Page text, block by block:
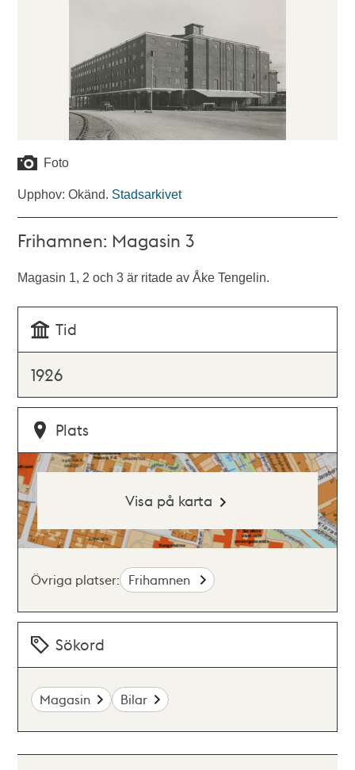
Foto
Upphov: Okänd. Stadsarkivet
Frihamnen: Magasin 3
Magasin 1, 2 och 3 är ritade av Åke Tengelin.
Tid
1926
Plats
Visa på karta
Övriga platser: Frihamnen
Sökord
Magasin Bilar